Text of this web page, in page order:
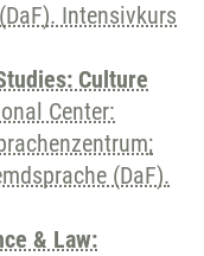
Intensivkurs
Culture
Center:
(DaF).
& Law: